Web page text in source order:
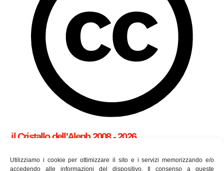
Utilizziamo i cookie per ottimizzare il sito e i servizi memorizzando e/o
accedendo alle informazioni del dispositivo. Il consenso a queste
il Cristallo dell'Aleph 2008 - 2026
cookie policy (UE)